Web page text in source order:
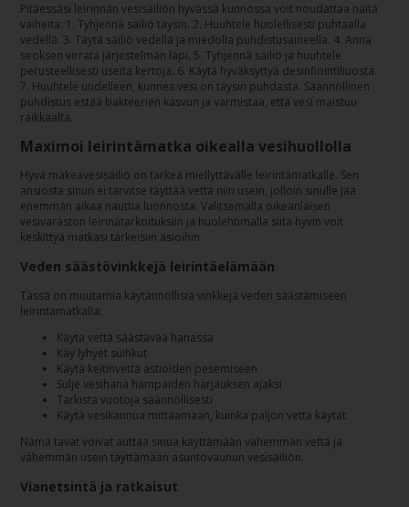
Pitäessäsi leirinnän vesisäiliön hyvässä kunnossa voit noudattaa näitä
vaiheita: 1. Tyhjennä säiliö täysin. 2. Huuhtele huolellisesti puhtaalla
vedellä. 3. Täytä säiliö vedellä ja miedolla puhdistusaineella. 4. Anna
seoksen virrata järjestelmän läpi. 5. Tyhjennä säiliö ja huuhtele
perusteellisesti useita kertoja. 6. Käytä hyväksyttyä desinfiointiliuosta.
7. Huuhtele uudelleen, kunnes vesi on täysin puhdasta. Säännöllinen
puhdistus estää bakteerien kasvun ja varmistaa, että vesi maistuu
raikkaalta.
Maximoi leirintämatka oikealla vesihuollolla
Hyvä makeavesisäiliö on tärkeä miellyttävälle leirintämatkalle. Sen
ansiosta sinun ei tarvitse täyttää vettä niin usein, jolloin sinulle jää
enemmän aikaa nauttia luonnosta. Valitsemalla oikeanlaisen
vesivaraston leirinätarkoituksiin ja huolehtimalla siitä hyvin voit
keskittyä matkasi tärkeisiin asioihin.
Veden säästövinkkejä leirintäelämään
Tässä on muutamia käytännöllisiä vinkkejä veden säästämiseen
leirintämatkalla:
Käytä vettä säästävää hanassa
Käy lyhyet suihkut
Käytä keitinvettä astioiden pesemiseen
Sulje vesihana hampaiden harjauksen ajaksi
Tarkista vuotoja säännöllisesti
Käytä vesikannua mittaamaan, kuinka paljon vettä käytät
Nämä tavat voivat auttaa sinua käyttämään vähemmän vettä ja
vähemmän usein täyttämään asuntovaunun vesisäiliön.
Vianetsintä ja ratkaisut